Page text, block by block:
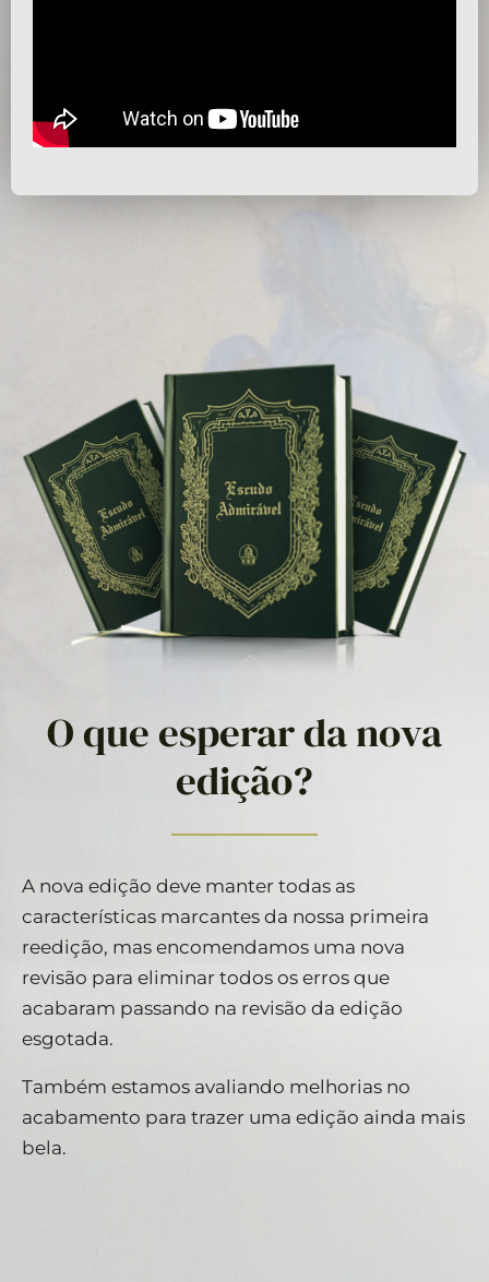
O que esperar da nova
edição?
A nova edição deve manter todas as
características marcantes da nossa primeira
reedição, mas encomendamos uma nova
revisão para eliminar todos os erros que
acabaram passando na revisão da edição
esgotada.
Também estamos avaliando melhorias no
acabamento para trazer uma edição ainda mais
bela.